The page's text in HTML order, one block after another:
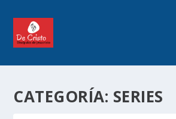
CATEGORÍA: SERIES